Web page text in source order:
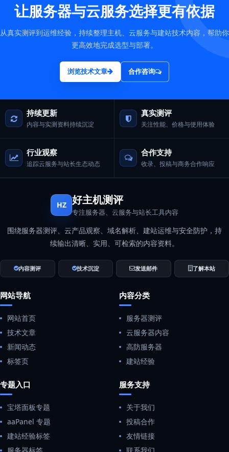
让服务器与云服务选择更有依据
从真实测评到运维经验，持续整理主机、云服务与建站技术内容，帮助你
更高效地完成选型与部署。
浏览技术文章 合作咨询
持续更新
内容与实测资料持续沉淀
真实测评
关注性能、价格与使用体验
行业观察
追踪云服务与站长生态动态
合作支持
收录、投稿与商务合作响应
HZ 好主机测评
专注服务器、云服务与站长工具内容
围绕服务器测评、云产品观察、域名解析、建站运维与安全防护，持
续输出清晰、实用、可检索的内容资料。
内容测评 技术沉淀 发送邮件 了解本站
网站导航
网站首页
技术文章
新闻动态
标签页
内容分类
服务器测评
云服务器内容
高防服务器
建站经验
专题入口
宝塔面板专题
aaPanel 专题
建站经验标签
服务器标签
服务支持
关于我们
投稿合作
友情链接
联系我们